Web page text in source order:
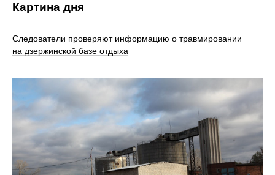
Картина дня
Следователи проверяют информацию о травмировании
на дзержинской базе отдыха